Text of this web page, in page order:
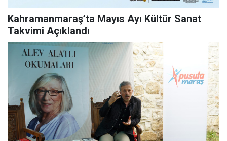
Kahramanmaraş’ta Mayıs Ayı Kültür Sanat
Takvimi Açıklandı